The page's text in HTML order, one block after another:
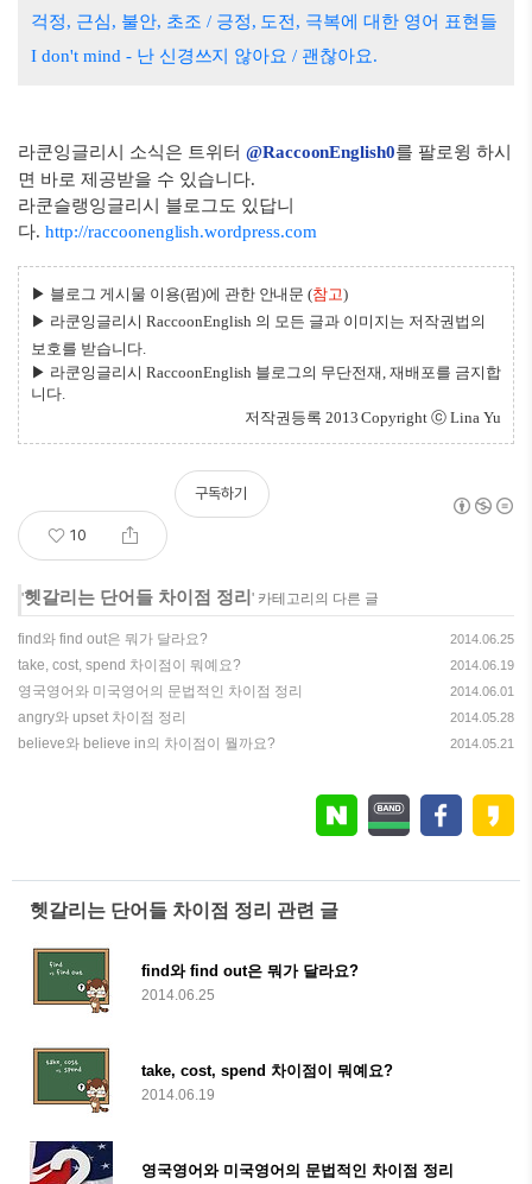
걱정, 근심, 불안, 초조 / 긍정, 도전, 극복에 대한 영어 표현들
I don't mind - 난 신경쓰지 않아요 / 괜찮아요.
라쿤잉글리시 소식은 트위터 @RaccoonEnglish0를 팔로윙 하시
면 바로 제공받을 수 있습니다.
라쿤슬랭잉글리시 블로그도 있답니
다. http://raccoonenglish.wordpress.com
▶ 블로그 게시물 이용(펌)에 관한 안내문 (참고)
▶ 라쿤잉글리시 RaccoonEnglish 의 모든 글과 이미지는 저작권법의
보호를 받습니다.
▶ 라쿤잉글리시 RaccoonEnglish 블로그의 무단전재, 재배포를 금지합
니다.
저작권등록 2013 Copyright ⓒ Lina Yu
10
구독하기
'헷갈리는 단어들 차이점 정리 ' 카테고리의 다른 글
find와 find out은 뭐가 달라요? 2014.06.25
take, cost, spend 차이점이 뭐예요? 2014.06.19
영국영어와 미국영어의 문법적인 차이점 정리 2014.06.01
angry와 upset 차이점 정리 2014.05.28
believe와 believe in의 차이점이 뭘까요? 2014.05.21
헷갈리는 단어들 차이점 정리 관련 글
find와 find out은 뭐가 달라요?
2014.06.25
take, cost, spend 차이점이 뭐예요?
2014.06.19
영국영어와 미국영어의 문법적인 차이점 정리